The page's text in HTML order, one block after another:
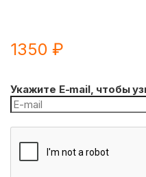
1350₽
Укажите E-mail, чтобы